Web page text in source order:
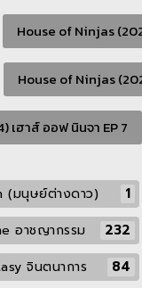
House of Ninjas
House of Ninjas
เฮาส์ ออฟ นินจา EP 7
(มนุษย์ต่างดาว) 1
อาชญากรรม 232
จินตนาการ 84